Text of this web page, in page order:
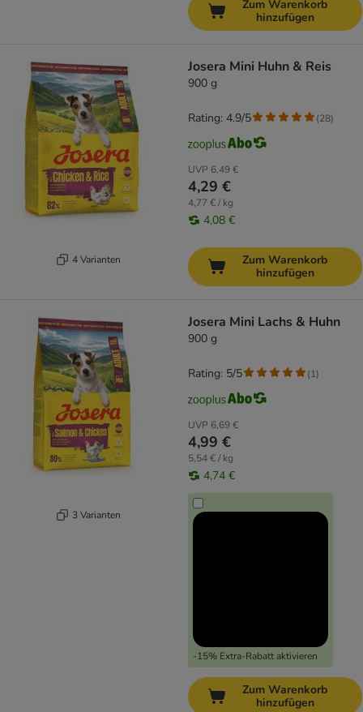
Zum Warenkorb
hinzufügen
4 Varianten
Josera Mini Huhn & Reis
900 g
UVP 6,49 €
4,29 €
4,77 € / kg
4,08 €
Rating: 4.9/5 (28)
Zum Warenkorb
hinzufügen
3 Varianten
Josera Mini Lachs & Huhn
900 g
UVP 6,69 €
4,99 €
5,54 € / kg
4,74 €
-15% Extra-Rabatt aktivieren
Rating: 5/5 (1)
Zum Warenkorb
hinzufügen